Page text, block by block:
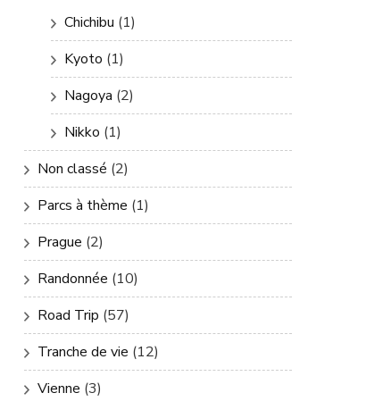
Chichibu (1)
Kyoto (1)
Nagoya (2)
Nikko (1)
Non classé (2)
Parcs à thème (1)
Prague (2)
Randonnée (10)
Road Trip (57)
Tranche de vie (12)
Vienne (3)